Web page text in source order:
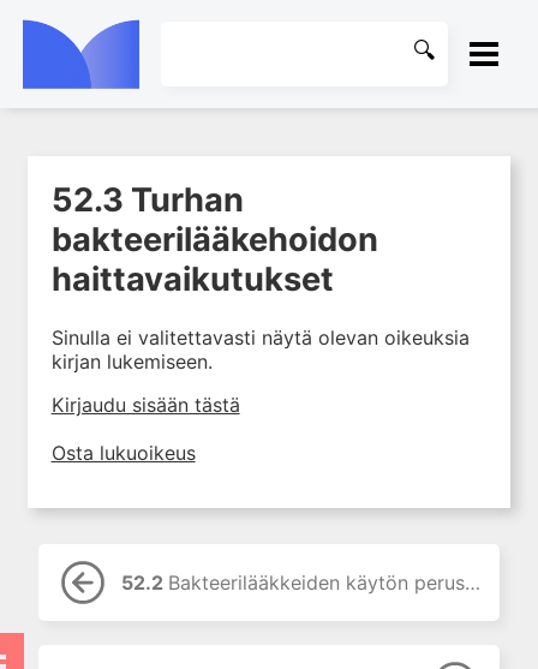
1. Johdanto farmakologiaan
2. Lääkkeiden kemia
3. Lääkekehitys
vaikutusmekanismit: reseptorit*
5. Farmakokinetiikka
6. Vierasainemetabolia
7. Lääkkeen annos, pitoisuus ja
vaste
8. Lääkemuodot ja antoreitit
perusteet
10. Kolinergistä stimulaatiota
aiheuttavat lääkkeet
52.3 Turhan
bakteerilääkehoidon
haittavaikutukset
Sinulla ei valitettavasti näytä olevan oikeuksia
kirjan lukemiseen.
Kirjaudu sisään tästä
Osta lukuoikeus
52.2 Bakteerilääkkeiden käytön perusteet